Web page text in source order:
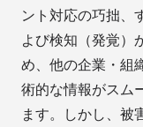
ント対応の巧拙、
よび検知（発覚）
め、他の企業・組
術的な情報がスム
ます。しかし、被